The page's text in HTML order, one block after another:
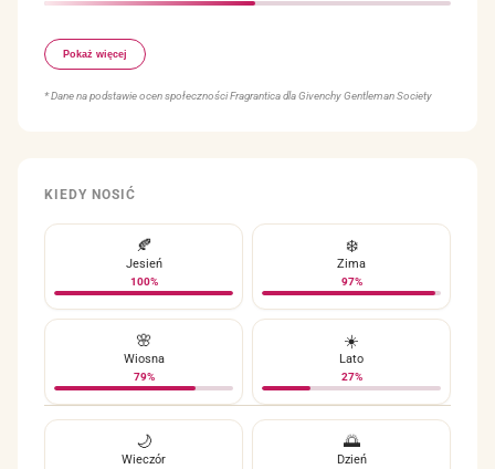
Lekko korzenny
Zielony
Pokaż więcej
* Dane na podstawie ocen społeczności Fragrantica dla Givenchy Gentleman Society
KIEDY NOSIĆ
🌸
Wiosna
79%
☀️
Lato
27%
🍂
Jesień
100%
❄️
Zima
97%
🌅
Dzień
🌙
Wieczór